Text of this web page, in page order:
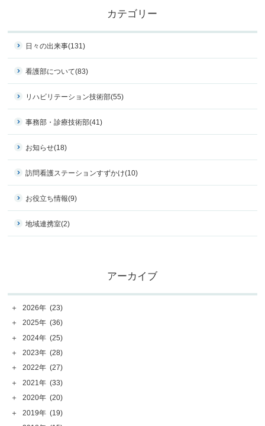
カテゴリー
日々の出来事(131)
看護部について(83)
リハビリテーション技術部(55)
事務部・診療技術部(41)
お知らせ(18)
訪問看護ステーションすずかけ(10)
お役立ち情報(9)
地域連携室(2)
アーカイブ
＋ 2026年 (23)
＋
2025年 (36)
＋
2024年 (25)
＋
2023年 (28)
＋
2022年 (27)
＋
2021年 (33)
＋
2020年 (20)
＋
2019年 (19)